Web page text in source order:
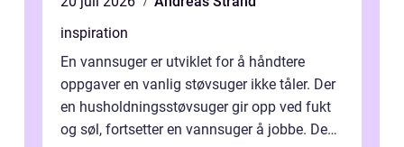
inspiration
En vannsuger er utviklet for å håndtere
oppgaver en vanlig støvsuger ikke tåler. Der
en husholdningsstøvsuger gir opp ved fukt
og søl, fortsetter en vannsuger å jobbe. Den